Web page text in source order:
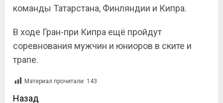
команды Татарстана, Финляндии и Кипра.
В ходе Гран-при Кипра ещё пройдут
соревнования мужчин и юниоров в ските и
трапе.
Материал прочитали: 143
Назад